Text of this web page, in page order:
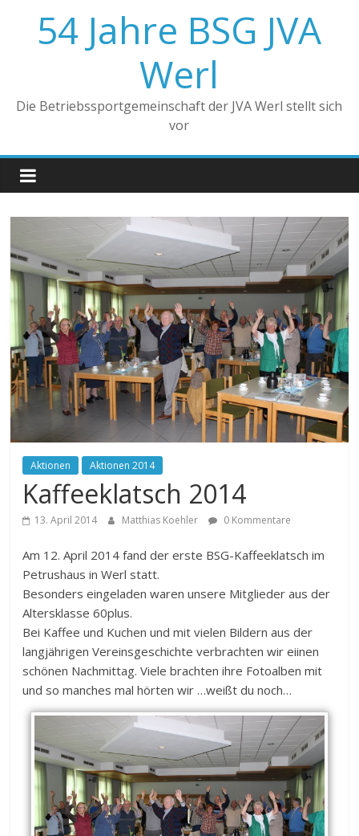
springen54 Jahre BSG JVA
Werl
Die Betriebssportgemeinschaft der JVA Werl stellt sich
vor
Aktionen Aktionen 2014
Kaffeeklatsch 2014
13. April 2014 Matthias Koehler 0 Kommentare
Am 12. April 2014 fand der erste BSG-Kaffeeklatsch im
Petrushaus in Werl statt.
Besonders eingeladen waren unsere Mitglieder aus der
Altersklasse 60plus.
Bei Kaffee und Kuchen und mit vielen Bildern aus der
langjährigen Vereinsgeschichte verbrachten wir eiinen
schönen Nachmittag. Viele brachten ihre Fotoalben mit
und so manches mal hörten wir …weißt du noch…